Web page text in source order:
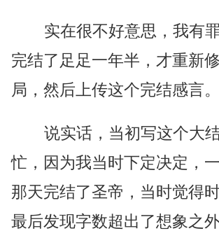
实在很不好意思，我有
完结了足足一年半，才重新
局，然后上传这个完结感言。
说实话，当初写这个大
忙，因为我当时下定决定，
那天完结了圣帝，当时觉得
最后发现字数超出了想象之